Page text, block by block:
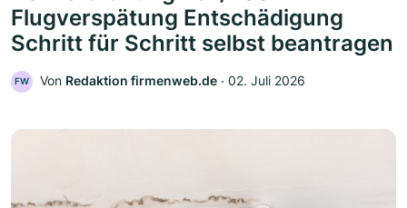
Flugverspätung Entschädigung
Schritt für Schritt selbst beantragen
FW Von Redaktion firmenweb.de ‧ 02. Juli 2026